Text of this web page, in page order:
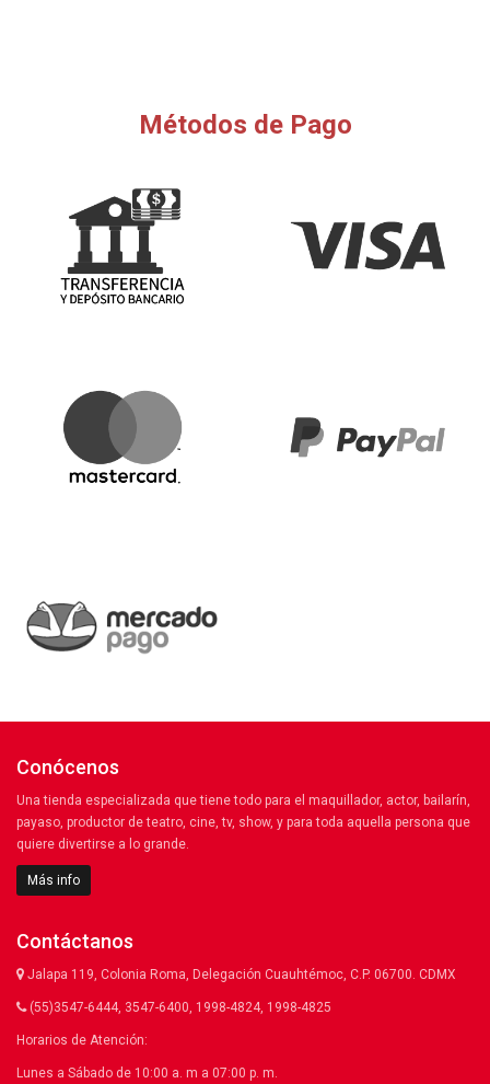
Métodos de Pago
Conócenos
Una tienda especializada que tiene todo para el maquillador, actor, bailarín,
payaso, productor de teatro, cine, tv, show, y para toda aquella persona que
quiere divertirse a lo grande.
Más info
Contáctanos
Jalapa 119, Colonia Roma, Delegación Cuauhtémoc, C.P. 06700. CDMX
(55)3547-6444, 3547-6400, 1998-4824, 1998-4825
Horarios de Atención:
Lunes a Sábado de 10:00 a. m a 07:00 p. m.